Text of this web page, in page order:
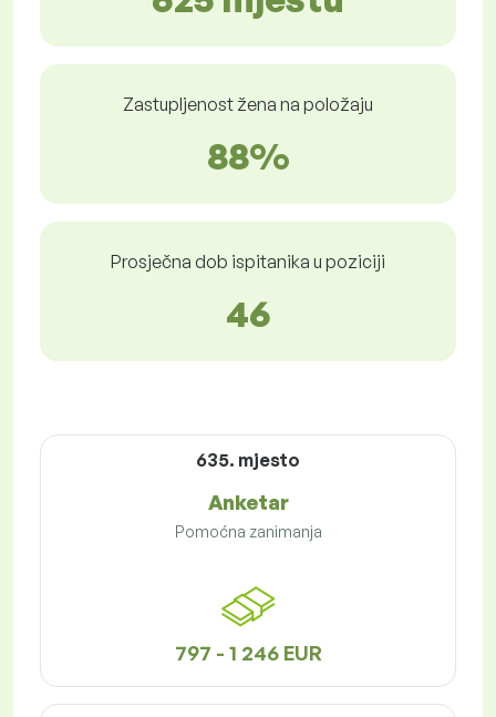
Zastupljenost žena na položaju
88%
Prosječna dob ispitanika u poziciji
46
635. mjesto
Anketar
Pomoćna zanimanja
797 - 1 246 EUR